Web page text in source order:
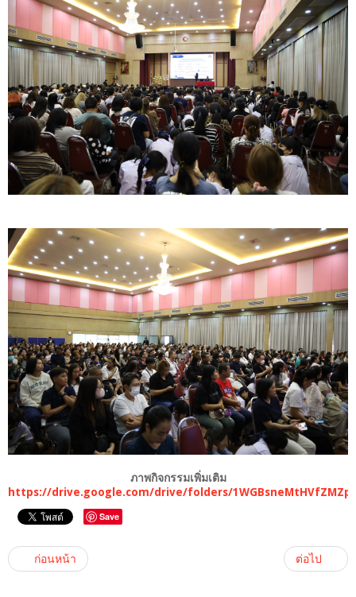
ภาพกิจกรรมเพิ่มเติม
https://drive.google.com/drive/folders/
Save
ก่อนหน้า ต่อไป